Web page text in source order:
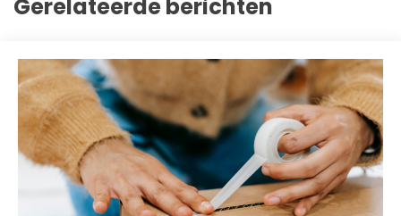
Gerelateerde berichten